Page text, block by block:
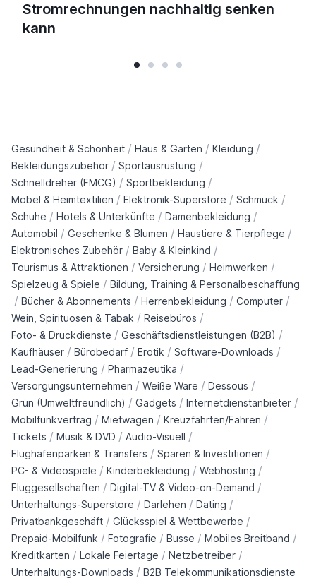
Stromrechnungen nachhaltig senken
kann
Gesundheit & Schönheit / Haus & Garten / Kleidung /
Bekleidungszubehör / Sportausrüstung /
Schnelldreher (FMCG) / Sportbekleidung /
Möbel & Heimtextilien / Elektronik-Superstore / Schmuck /
Schuhe / Hotels & Unterkünfte / Damenbekleidung /
Automobil / Geschenke & Blumen / Haustiere & Tierpflege /
Elektronisches Zubehör / Baby & Kleinkind /
Tourismus & Attraktionen / Versicherung / Heimwerken /
Spielzeug & Spiele / Bildung, Training & Personalbeschaffung
/ Bücher & Abonnements / Herrenbekleidung / Computer /
Wein, Spirituosen & Tabak / Reisebüros /
Foto- & Druckdienste / Geschäftsdienstleistungen (B2B) /
Kaufhäuser / Bürobedarf / Erotik / Software-Downloads /
Lead-Generierung / Pharmazeutika /
Versorgungsunternehmen / Weiße Ware / Dessous /
Grün (Umweltfreundlich) / Gadgets / Internetdienstanbieter /
Mobilfunkvertrag / Mietwagen / Kreuzfahrten/Fähren /
Tickets / Musik & DVD / Audio-Visuell /
Flughafenparken & Transfers / Sparen & Investitionen /
PC- & Videospiele / Kinderbekleidung / Webhosting /
Fluggesellschaften / Digital-TV & Video-on-Demand /
Unterhaltungs-Superstore / Darlehen / Dating /
Privatbankgeschäft / Glücksspiel & Wettbewerbe /
Prepaid-Mobilfunk / Fotografie / Busse / Mobiles Breitband /
Kreditkarten / Lokale Feiertage / Netzbetreiber /
Unterhaltungs-Downloads / B2B Telekommunikationsdienste